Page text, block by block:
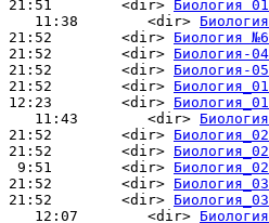
21:51        <dir>
Биология
11:38        <dir>
21:52        <dir>
Биология
21:52        <dir>
Биология-
21:52        <dir>
Биология-
21:52        <dir>
12:23        <dir>
11:43        <dir>
21:52        <dir>
21:52        <dir>
9:51        <dir>
21:52        <dir>
21:52        <dir>
12:07        <dir>